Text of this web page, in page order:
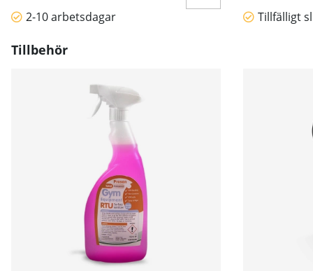
2-10 arbetsdagar
Tillfälligt
Tillbehör